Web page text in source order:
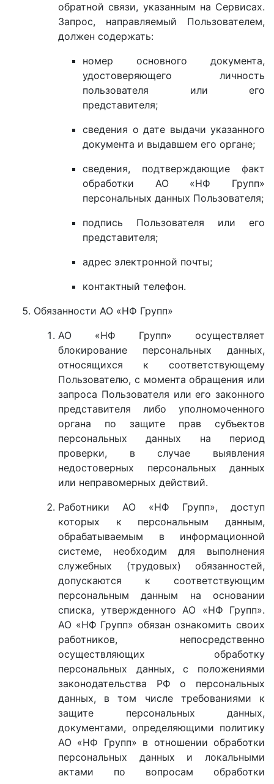
обратной связи, указанным на Сервисах.
Запрос, направляемый Пользователем,
должен содержать:
номер основного документа,
удостоверяющего личность
пользователя или его
представителя;
сведения о дате выдачи указанного
документа и выдавшем его органе;
сведения, подтверждающие факт
обработки АО «НФ Групп»
персональных данных Пользователя;
подпись Пользователя или его
представителя;
адрес электронной почты;
контактный телефон.
Обязанности АО «НФ Групп»
АО «НФ Групп» осуществляет
блокирование персональных данных,
относящихся к соответствующему
Пользователю, с момента обращения или
запроса Пользователя или его законного
представителя либо уполномоченного
органа по защите прав субъектов
персональных данных на период
проверки, в случае выявления
недостоверных персональных данных
или неправомерных действий.
Работники АО «НФ Групп», доступ
которых к персональным данным,
обрабатываемым в информационной
системе, необходим для выполнения
служебных (трудовых) обязанностей,
допускаются к соответствующим
персональным данным на основании
списка, утвержденного АО «НФ Групп».
АО «НФ Групп» обязан ознакомить своих
работников, непосредственно
осуществляющих обработку
персональных данных, с положениями
законодательства РФ о персональных
данных, в том числе требованиями к
защите персональных данных,
документами, определяющими политику
АО «НФ Групп» в отношении обработки
персональных данных и локальными
актами по вопросам обработки